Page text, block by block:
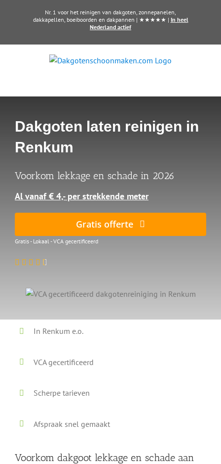
Nr. 1 voor het reinigen van dakgoten, zonnepanelen,
dakkapellen, boeiboorden en dakpannen | ★★★★★ | In heel
Nederland actief
Dakgoten laten reinigen in
Renkum
Voorkom lekkage en schade in 2026
Al vanaf € 4,- per strekkende meter
Gratis offerte
Gratis - Lokaal - VCA gecertificeerd
In Renkum e.o.
VCA gecertificeerd
Scherpe tarieven
Afspraak snel gemaakt
Voorkom dakgoot lekkage en schade aan